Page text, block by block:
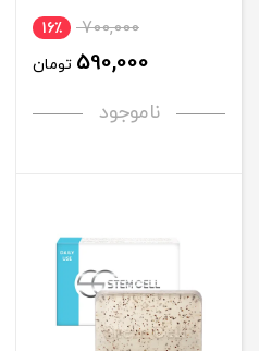
700,000 16٪
590,000 تومان
ناموجود